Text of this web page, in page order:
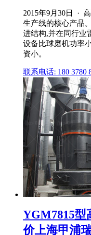
2015年9月30日 ·
生产线的核心产品
进结构,并在同行业
设备比球磨机功率
资小。
联系电话: 180 3780
YGM7815型
价上海甲浦